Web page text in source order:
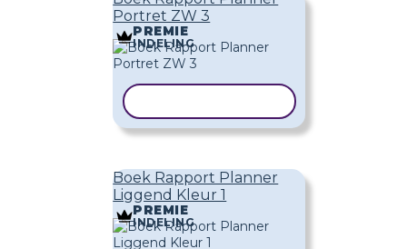
Portret ZW 3
PREMIE
INDELING
Boek Rapport Planner
Liggend Kleur 1
PREMIE
INDELING